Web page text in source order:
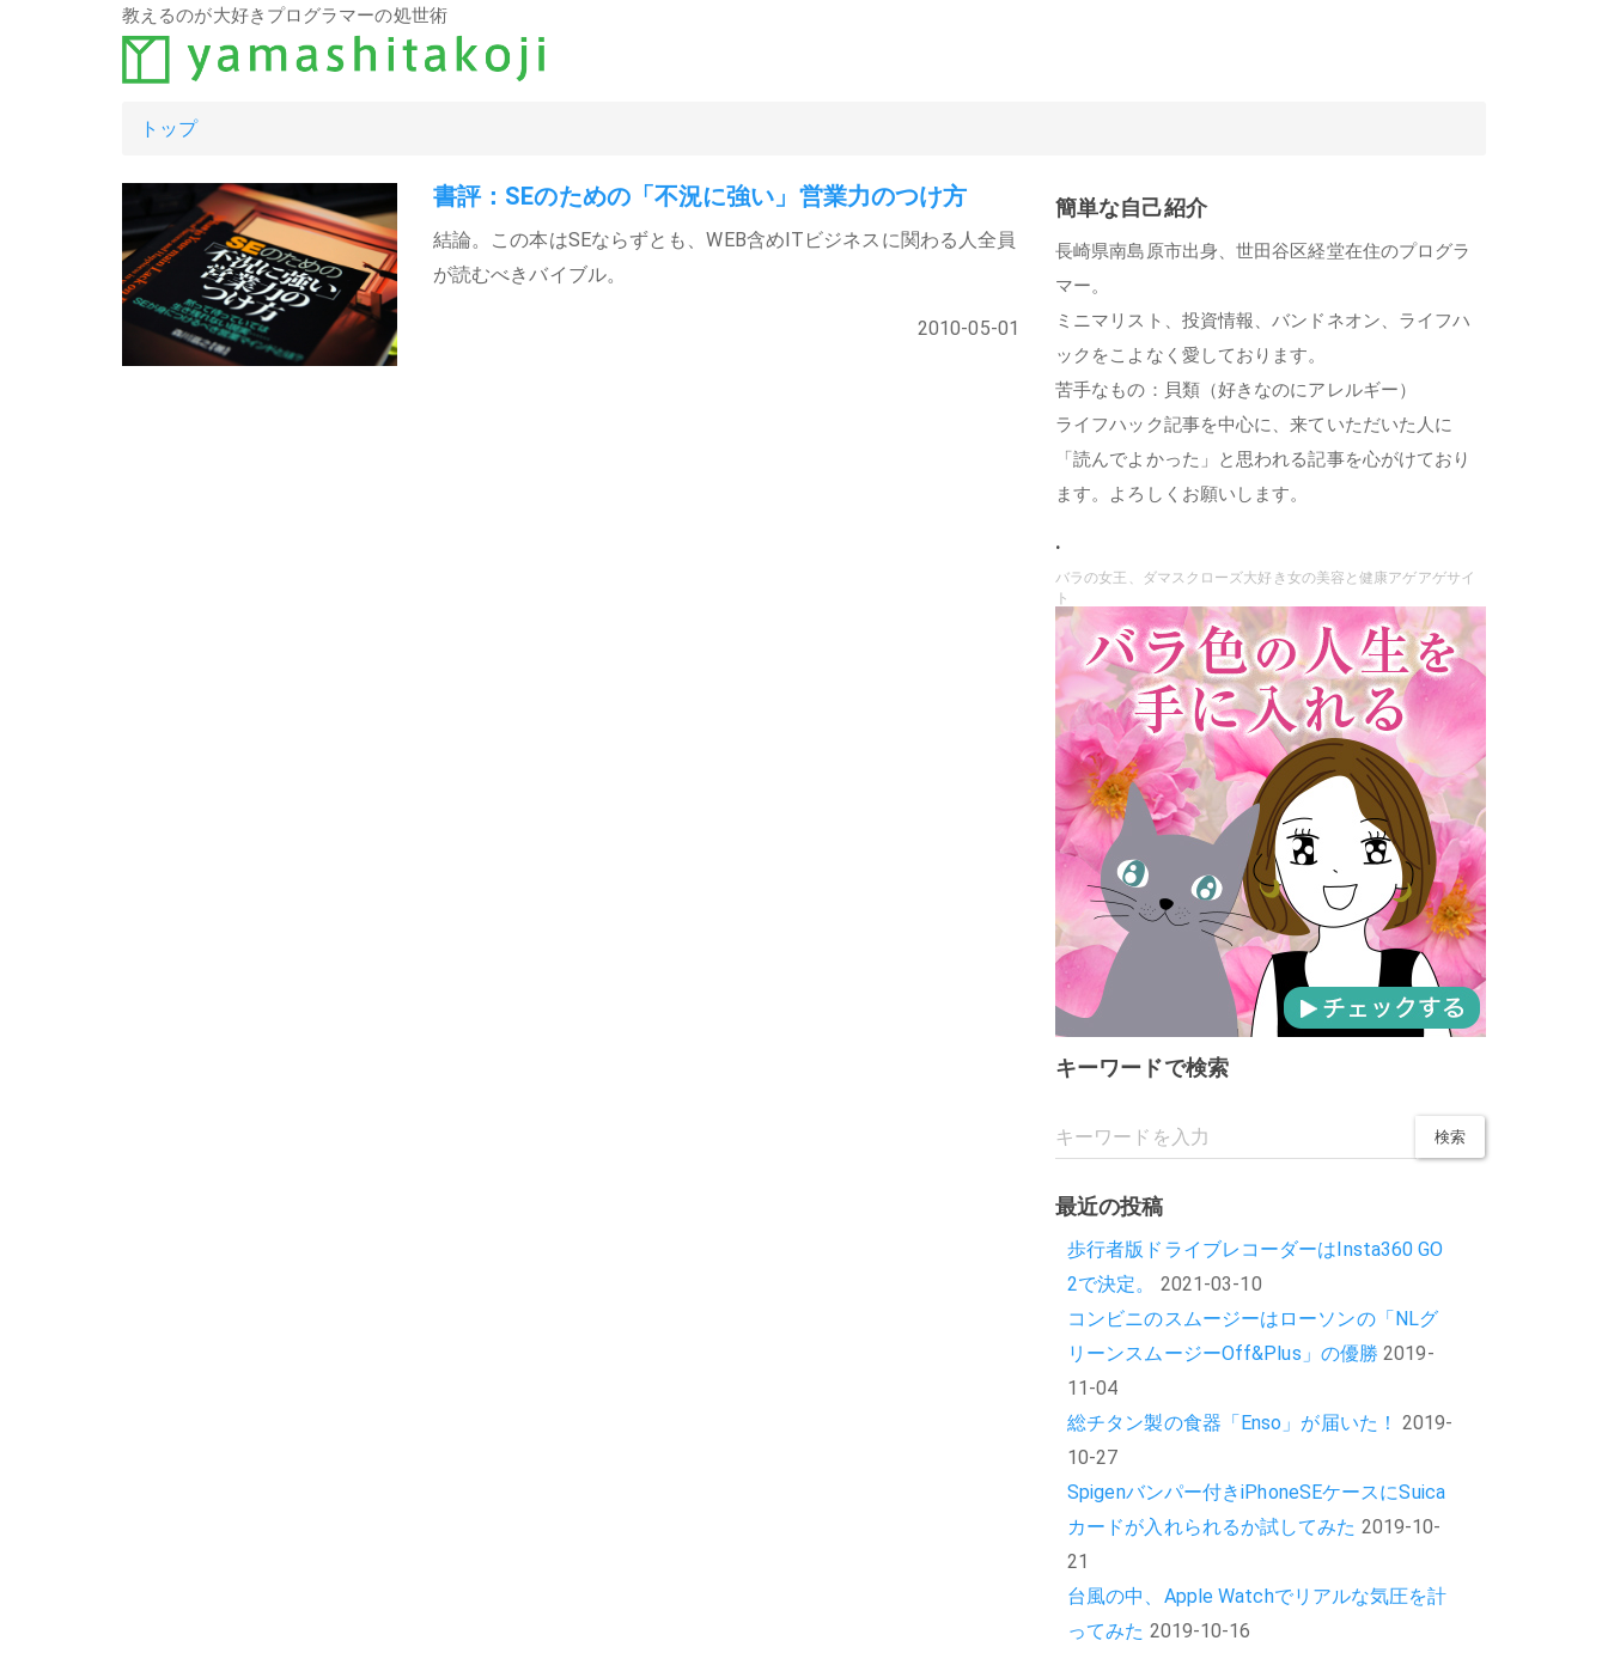
教えるのが大好きプログラマーの処世術
トップ
書評：SEのための「不況に強い」営業力のつけ方
結論。この本はSEならずとも、WEB含めITビジネスに関わる人全員
が読むべきバイブル。
2010-05-01
簡単な自己紹介
長崎県南島原市出身、世田谷区経堂在住のプログラ
マー。
ミニマリスト、投資情報、バンドネオン、ライフハ
ックをこよなく愛しております。
苦手なもの：貝類（好きなのにアレルギー）
ライフハック記事を中心に、来ていただいた人に
「読んでよかった」と思われる記事を心がけており
ます。よろしくお願いします。
.
バラの女王、ダマスクローズ大好き女の美容と健康アゲアゲサイ
ト
キーワードで検索
最近の投稿
歩行者版ドライブレコーダーはInsta360 GO
2で決定。
2021-03-10
コンビニのスムージーはローソンの「NLグ
リーンスムージーOff&Plus」の優勝 2019-
11-04
総チタン製の食器「Enso」が届いた！ 2019-
10-27
Spigenバンパー付きiPhoneSEケースにSuica
カードが入れられるか試してみた 2019-10-
21
台風の中、Apple Watchでリアルな気圧を計
ってみた 2019-10-16